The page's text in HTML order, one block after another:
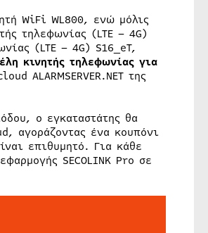
WiFi WL800, ενώ μόλις
τηλεφωνίας (LTE – 4G)
(LTE – 4G) S16_eT,
κινητής τηλεφωνίας για
ALARMSERVER.NET της
ο εγκαταστάτης θα
αγοράζοντας ένα κουπόνι
επιθυμητό. Για κάθε
SECOLINK Pro σε